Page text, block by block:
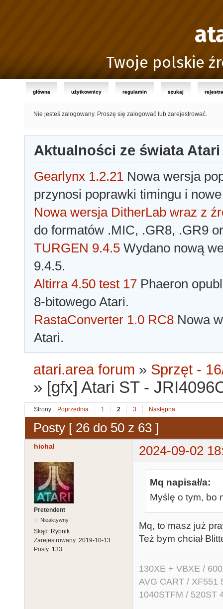
Twoje polskie
główna użytkownicy regulamin szukaj
Nie jesteś zalogowany. Proszę się zalogować lub zarejestrować.
Aktualności ze świata Atari
Gearlynx 1.2.21 Nowa wersja
przynosi poprawki timingu i
Nowa wersja DitherLab wraz z
do formatów .MIC, .GR8, .GR9
TURGEN 9.4.5 Wydano nową
9.4.5.
Altirra 4.50 test 17 Phaeron
8-bitowego Atari.
RastaConverter 1.0 RC8 Nowa
Atari.
atari.area forum » Sprzęt -
» [gfx] Atari ST -
Strony Poprzednia 1 2 3 Następna
Posty [ 26 do 50 z 63 ]
hichal 2024-09-02
Pretendent
Nieaktywny
Skąd: Rybnik
Zarejestrowany: 2019-10-13
Posty: 133
Mq napisał/a:
Myślę o tym, bo
Mq, to masz już
Też bym chciał
130XE + VBXE /
AVG CART / XF551
1040STFM / 520ST